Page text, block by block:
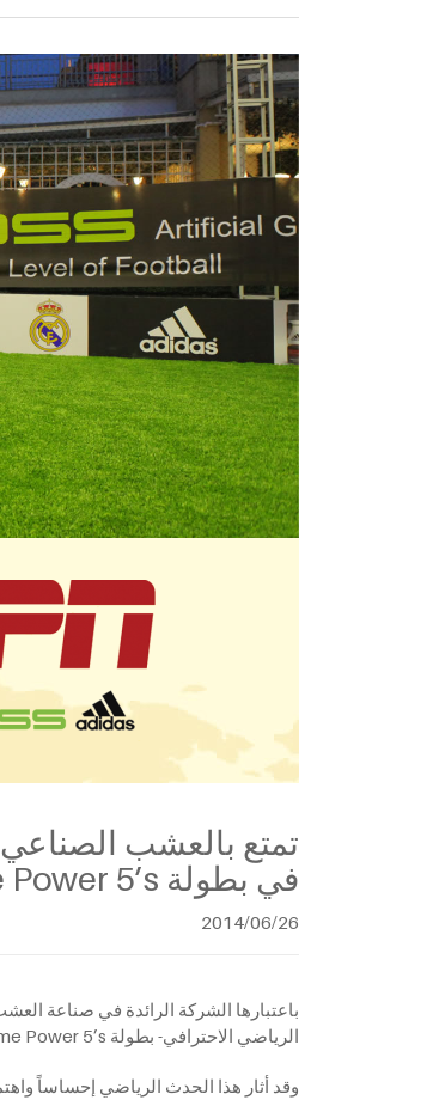
تمتع بالعشب الصناعي
في بطولة Adidas Extreme Power 5’s التي ترعاها قناة ESPN
2014/06/26
الرياضي الاحترافي- بطولة Adidas Extreme Power 5’s في عام 2012.